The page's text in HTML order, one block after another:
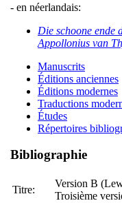
- en néerlandais:
Die schoone ende
Appollonius van
Manuscrits
Éditions anciennes
Éditions modernes
Traductions
Études
Répertoires
Bibliographie
Titre:
Version B
Troisième